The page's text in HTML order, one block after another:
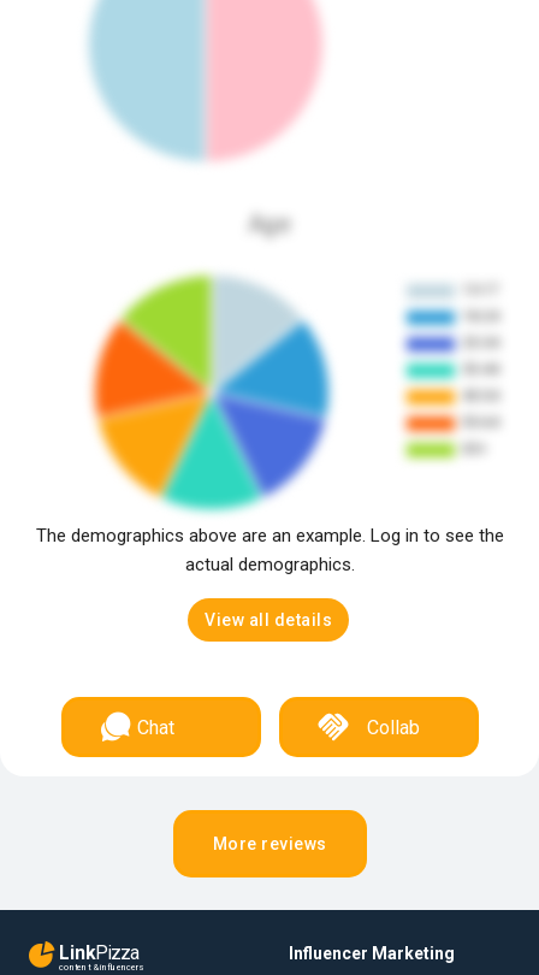
Age
The demographics above are an example. Log in to see the
actual demographics.
View all details
Chat Collab
More reviews
LinkPizza
content & influencers
Influencer Marketing